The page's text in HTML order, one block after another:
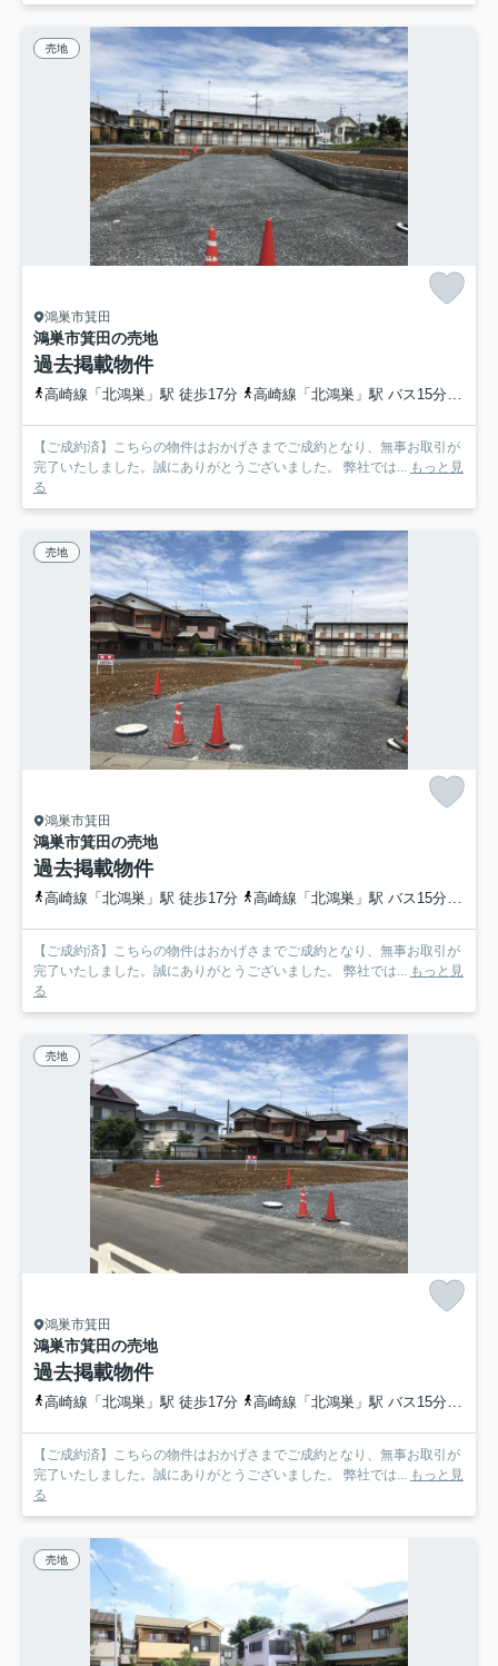
売地
鴻巣市箕田
鴻巣市箕田の売地
過去掲載物件
高崎線「北鴻巣」駅 徒歩17分 高崎線「北鴻巣」駅 バス15分 埼玉県鴻巣市「箕田郵便局前」 停歩2分
【ご成約済】こちらの物件はおかげさまでご成約となり、無事お取引が
完了いたしました。誠にありがとうございました。 弊社では... もっと見
る
売地
鴻巣市箕田
鴻巣市箕田の売地
過去掲載物件
高崎線「北鴻巣」駅 徒歩17分 高崎線「北鴻巣」駅 バス15分 埼玉県鴻巣市「箕田郵便局前」 停歩3分
【ご成約済】こちらの物件はおかげさまでご成約となり、無事お取引が
完了いたしました。誠にありがとうございました。 弊社では... もっと見
る
売地
鴻巣市箕田
鴻巣市箕田の売地
過去掲載物件
高崎線「北鴻巣」駅 徒歩17分 高崎線「北鴻巣」駅 バス15分 埼玉県鴻巣市「箕田郵便局前」 停歩3分
【ご成約済】こちらの物件はおかげさまでご成約となり、無事お取引が
完了いたしました。誠にありがとうございました。 弊社では... もっと見
る
売地